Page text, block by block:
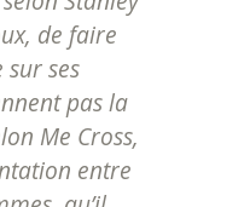
de faire
ses
pas la
Me Cross,
entre